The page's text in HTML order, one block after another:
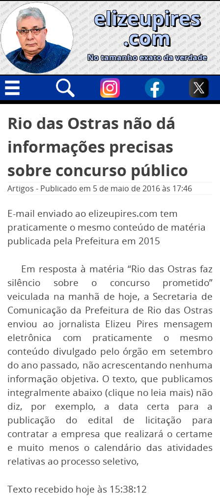
Skip
to
content
elizeupires
.com
No tamanho exato da verdade
Geral
Cidades
Política
Informe especial
por:
Rio das Ostras não dá
informações precisas
sobre concurso público
Artigos - Publicado em 5 de maio de 2016às 17:46
E-mail enviado ao elizeupires.com tem
praticamente o mesmo conteúdo de matéria
publicada pela Prefeitura em 2015
Em resposta à matéria “Rio das Ostras faz
silêncio sobre o concurso prometido”
veiculada na manhã de hoje, a Secretaria de
Comunicação da Prefeitura de Rio das Ostras
enviou ao jornalista Elizeu Pires mensagem
eletrônica com praticamente o mesmo
conteúdo divulgado pelo órgão em setembro
do ano passado, não acrescentando nenhuma
informação objetiva. O texto, que publicamos
integralmente abaixo (clique no leia mais) não
diz, por exemplo, a data certa para a
publicação do edital de licitação para
contratar a empresa que realizará o certame
e muito menos o calendário das atividades
relativas ao processo seletivo,
Texto recebido hoje às 15:38:12